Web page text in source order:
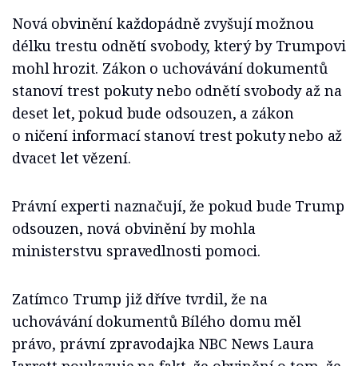
Nová obvinění každopádně zvyšují možnou
délku trestu odnětí svobody, který by Trumpovi
mohl hrozit. Zákon o uchovávání dokumentů
stanoví trest pokuty nebo odnětí svobody až na
deset let, pokud bude odsouzen, a zákon
o ničení informací stanoví trest pokuty nebo až
dvacet let vězení.
Právní experti naznačují, že pokud bude Trump
odsouzen, nová obvinění by mohla
ministerstvu spravedlnosti pomoci.
Zatímco Trump již dříve tvrdil, že na
uchovávání dokumentů Bílého domu měl
právo, právní zpravodajka NBC News Laura